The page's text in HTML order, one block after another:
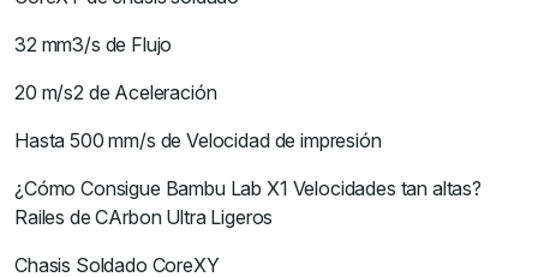
32 mm3/s de Flujo
20 m/s2 de Aceleración
Hasta 500 mm/s de Velocidad de impresión
¿Cómo Consigue Bambu Lab X1 Velocidades tan altas?
Railes de CArbon Ultra Ligeros
Chasis Soldado CoreXY